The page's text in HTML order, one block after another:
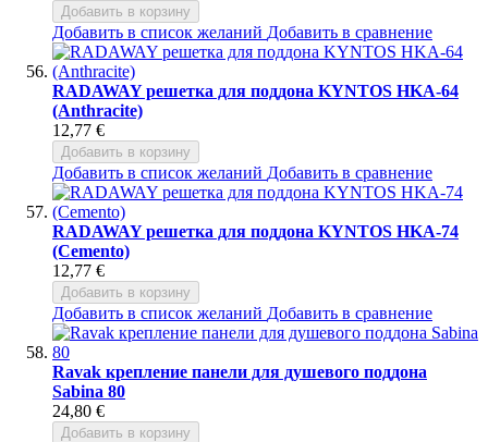
Добавить в корзину
Добавить в список желаний Добавить в сравнение
RADAWAY решетка для поддона KYNTOS HKA-64
(Anthracite)
12,77 €
Добавить в корзину
Добавить в список желаний Добавить в сравнение
RADAWAY решетка для поддона KYNTOS HKA-74
(Cemento)
12,77 €
Добавить в корзину
Добавить в список желаний Добавить в сравнение
Ravak крепление панели для душевого поддона
Sabina 80
24,80 €
Добавить в корзину